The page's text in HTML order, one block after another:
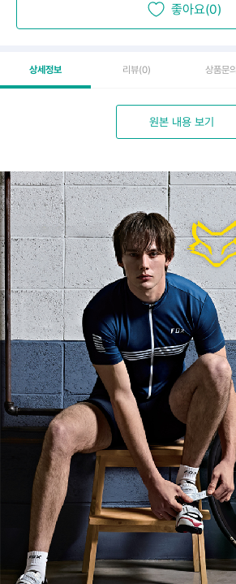
좋아요(0)
상세정보 리뷰(0) 상품문의
원본 내용 보기